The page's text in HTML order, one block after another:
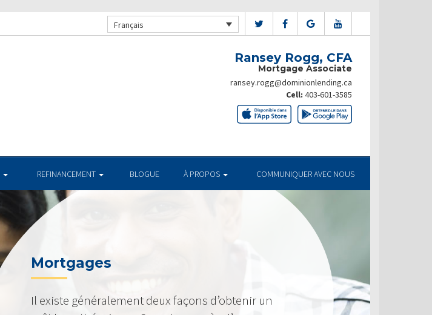
Français
Ransey Rogg, CFA
Mortgage Associate
ransey.rogg@dominionlending.ca
Cell: 403-601-3585
REFINANCEMENT BLOGUE À PROPOS COMMUNIQUER AVEC NOUS
Mortgages
Il existe généralement deux façons d’obtenir un